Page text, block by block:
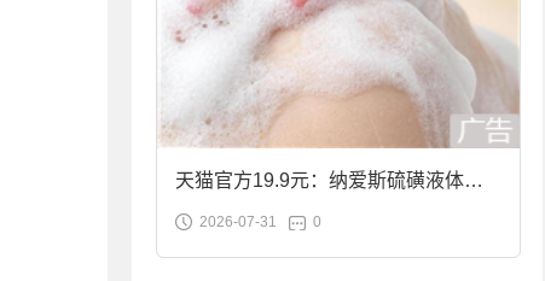
天猫官方19.9元：纳爱斯硫磺液体香
皂2斤大促
2026-07-31 0